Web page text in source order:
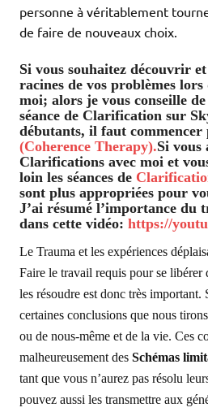
personne à véritablement
de faire de nouveaux choix.
Si vous souhaitez découvrir
racines de vos problèmes lors
moi; alors je vous conseille
séance de Clarification sur
débutants, il faut commencer
(Coherence Therapy).Si vous
Clarifications avec moi et
loin les séances de
sont plus appropriées pour
J’ai résumé l’importance du
dans cette vidéo: https://
Le Trauma et les expériences
Faire le travail requis pour se libérer
les résoudre est donc très important.
certaines conclusions que nous
ou de nous-même et de la vie. Ces
malheureusement des Schémas
tant que vous n’aurez pas résolu
pouvez aussi les transmettre aux